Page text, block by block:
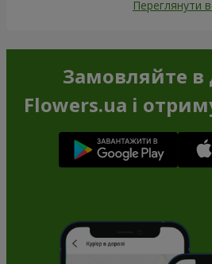
Переглянути
Замовляйте в
Flowers.ua і